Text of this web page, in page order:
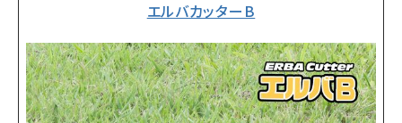
エルバカッターB